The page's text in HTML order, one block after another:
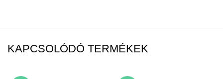
KAPCSOLÓDÓ TERMÉKEK